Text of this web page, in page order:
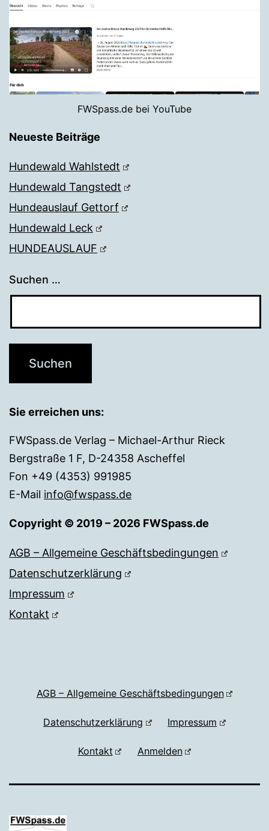
FWSpass.de bei YouTube
Neueste Beiträge
Hundewald Wahlstedt
Hundewald Tangstedt
Hundeauslauf Gettorf
Hundewald Leck
HUNDEAUSLAUF
Suchen …
Sie erreichen uns:
FWSpass.de Verlag – Michael-Arthur Rieck
Bergstraße 1 F, D-24358 Ascheffel
Fon +49 (4353) 991985
E-Mail info@fwspass.de
Copyright © 2019 – 2026 FWSpass.de
AGB – Allgemeine Geschäftsbedingungen
Datenschutzerklärung
Impressum
Kontakt
AGB – Allgemeine Geschäftsbedingungen
Datenschutzerklärung Impressum
Kontakt Anmelden